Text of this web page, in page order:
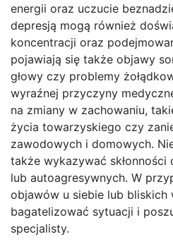
energii oraz uczucie
depresją mogą również
koncentracji oraz
pojawiają się także objawy
głowy czy problemy
wyraźnej przyczyny
na zmiany w zachowaniu,
życia towarzyskiego czy
zawodowych i domowych.
także wykazywać
lub autoagresywnych. W
objawów u siebie lub bliskich
bagatelizować sytuacji i
specjalisty.